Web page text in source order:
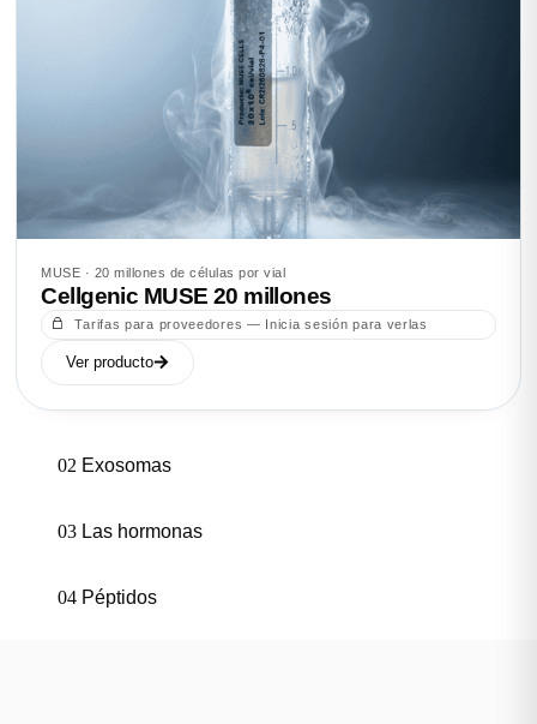
02 Exosomas
03 Las hormonas
04 Péptidos
MUSE · 20 millones de células por vial
Cellgenic MUSE 20 millones
Tarifas para proveedores — Inicia sesión para verlas
Ver producto